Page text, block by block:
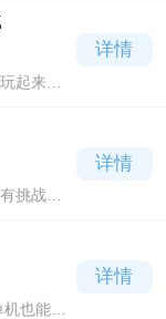
的目的
将对方
起来非
其他玩
对方淘
详情
挑战性
乐，玩
详情
也能流
详情